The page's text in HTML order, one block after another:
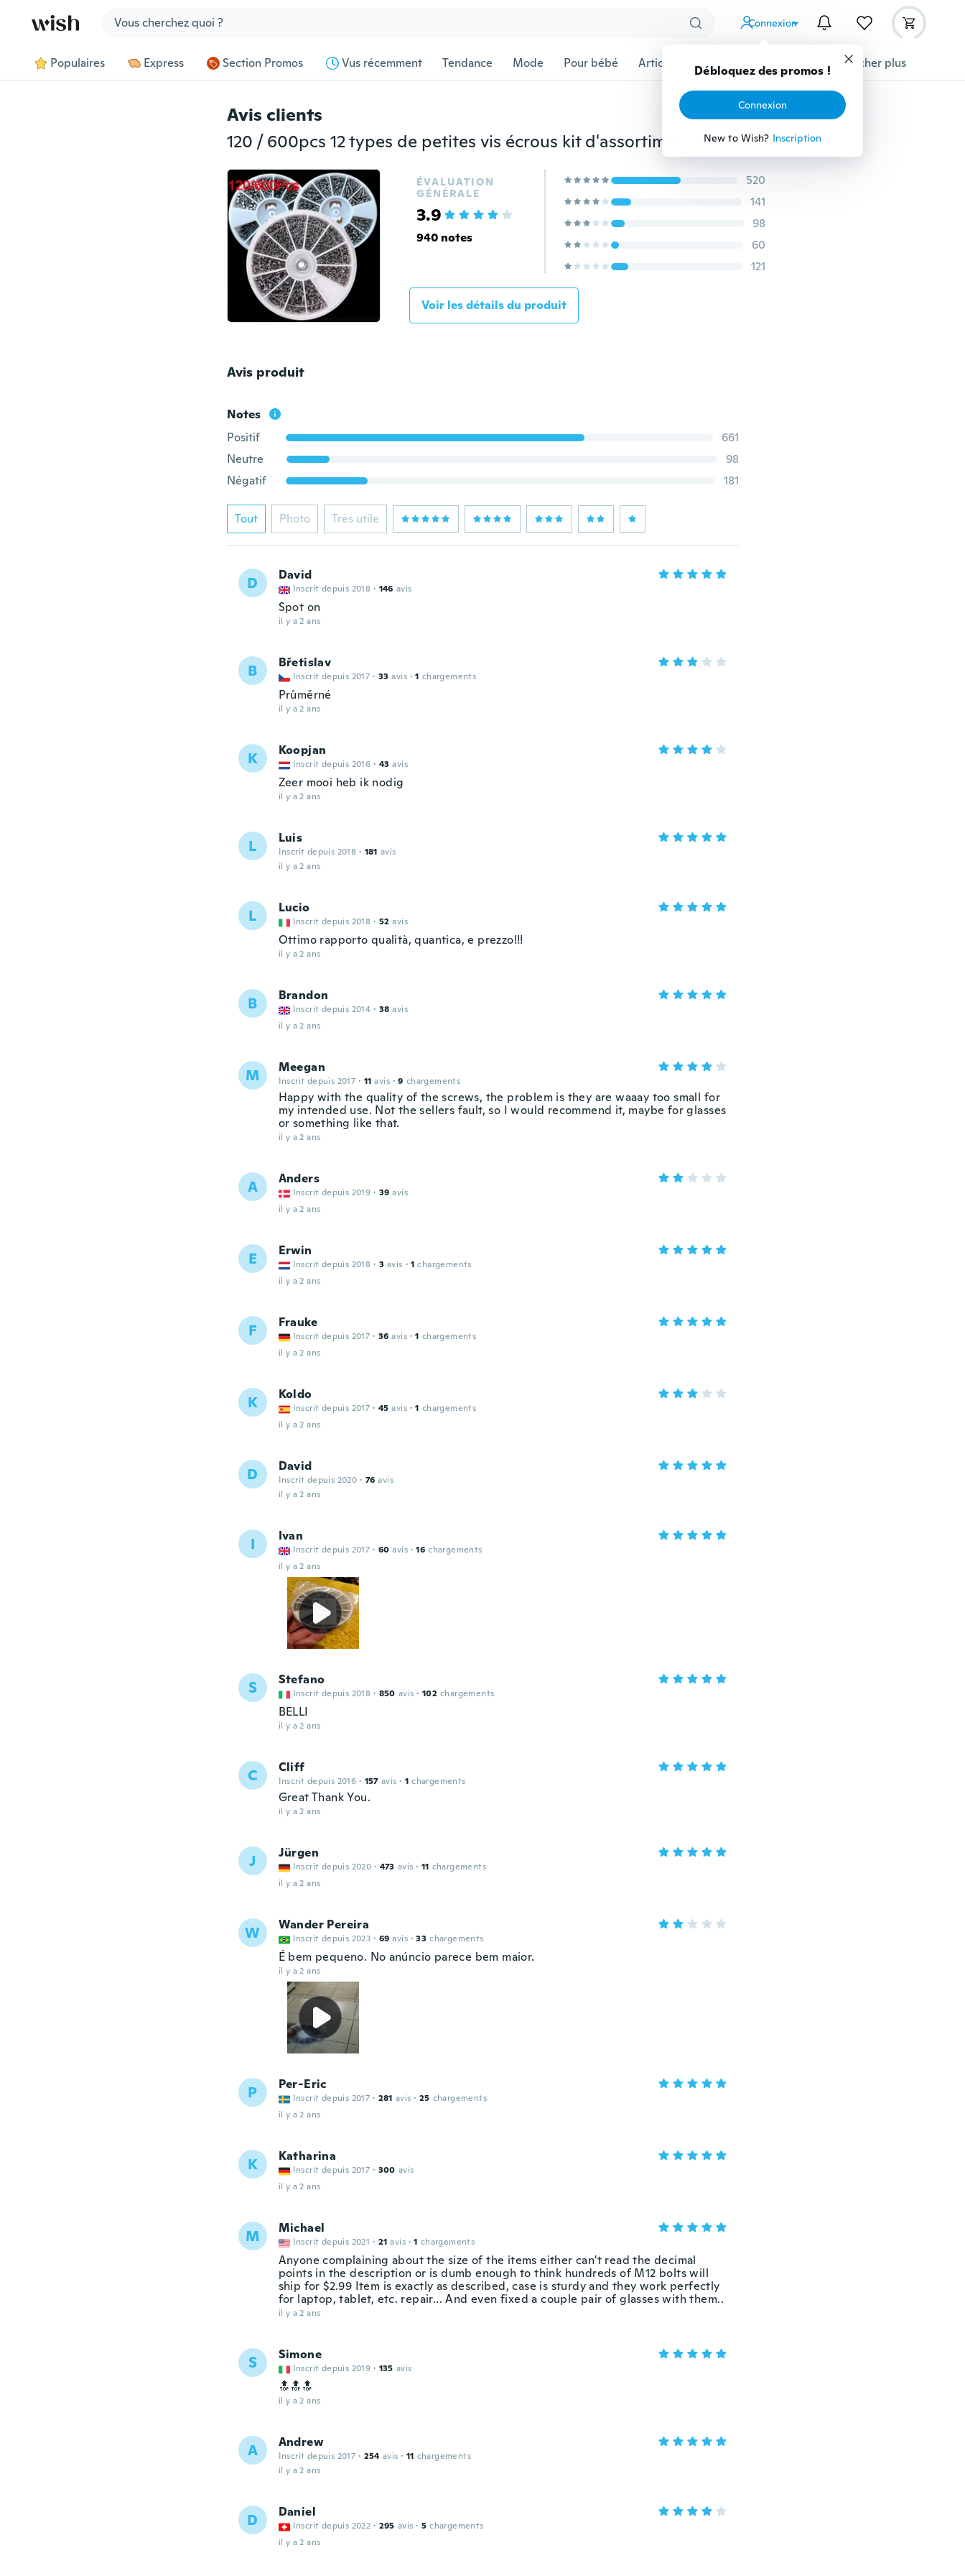
Connexion
Débloquez des promos !
Connexion
New to Wish? Inscription
Populaires Express Section Promos Vus récemment Tendance Mode Pour bébé Articles pour animaux domestiques Afficher plus
Avis clients
120 / 600pcs 12 types de petites vis écrous kit d'assortiment électronique M1 M1.2 M1.4 M1.6
ÉVALUATION
GÉNÉRALE
3.9
940 notes
520
141
98
60
121
Voir les détails du produit
Avis produit
Notes
Positif
661
Neutre
98
Négatif
181
Tout Photo Très utile
D David
Inscrit depuis 2018 · 146 avis
Spot on
il y a 2 ans
B Břetislav
Inscrit depuis 2017 · 33 avis · 1 chargements
Průměrné
il y a 2 ans
K Koopjan
Inscrit depuis 2016 · 43 avis
Zeer mooi heb ik nodig
il y a 2 ans
L Luis
Inscrit depuis 2018 · 181 avis
il y a 2 ans
L Lucio
Inscrit depuis 2018 · 52 avis
Ottimo rapporto qualità, quantica, e prezzo!!!
il y a 2 ans
B Brandon
Inscrit depuis 2014 · 38 avis
il y a 2 ans
M Meegan
Inscrit depuis 2017 · 11 avis · 9 chargements
Happy with the quality of the screws, the problem is they are waaay too small for
my intended use. Not the sellers fault, so I would recommend it, maybe for glasses
or something like that.
il y a 2 ans
A Anders
Inscrit depuis 2019 · 39 avis
il y a 2 ans
E Erwin
Inscrit depuis 2018 · 3 avis · 1 chargements
il y a 2 ans
F Frauke
Inscrit depuis 2017 · 36 avis · 1 chargements
il y a 2 ans
K Koldo
Inscrit depuis 2017 · 45 avis · 1 chargements
il y a 2 ans
D David
Inscrit depuis 2020 · 76 avis
il y a 2 ans
I Ivan
Inscrit depuis 2017 · 60 avis · 16 chargements
il y a 2 ans
S Stefano
Inscrit depuis 2018 · 850 avis · 102 chargements
BELLI
il y a 2 ans
C Cliff
Inscrit depuis 2016 · 157 avis · 1 chargements
Great Thank You.
il y a 2 ans
J Jürgen
Inscrit depuis 2020 · 473 avis · 11 chargements
il y a 2 ans
W Wander Pereira
Inscrit depuis 2023 · 69 avis · 33 chargements
É bem pequeno. No anúncio parece bem maior.
il y a 2 ans
P Per-Eric
Inscrit depuis 2017 · 281 avis · 25 chargements
il y a 2 ans
K Katharina
Inscrit depuis 2017 · 300 avis
il y a 2 ans
M Michael
Inscrit depuis 2021 · 21 avis · 1 chargements
Anyone complaining about the size of the items either can't read the decimal
points in the description or is dumb enough to think hundreds of M12 bolts will
ship for $2.99 Item is exactly as described, case is sturdy and they work perfectly
for laptop, tablet, etc. repair... And even fixed a couple pair of glasses with them..
il y a 2 ans
S Simone
Inscrit depuis 2019 · 135 avis
🔝🔝🔝
il y a 2 ans
A Andrew
Inscrit depuis 2017 · 254 avis · 11 chargements
il y a 2 ans
D Daniel
Inscrit depuis 2022 · 295 avis · 5 chargements
il y a 2 ans